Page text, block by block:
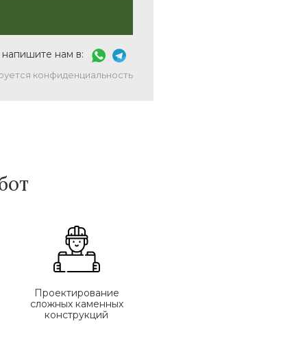
напишите нам в:
конфиденциальность
Проектирование
сложных каменных
конструкций